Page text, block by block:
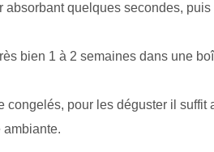
absorbant quelques secondes,
bien 1 à 2 semaines dans une
congelés, pour les déguster il suffit
ambiante.